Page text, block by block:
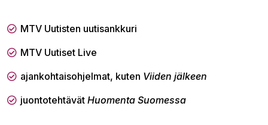
MTV Uutisten uutisankkuri
MTV Uutiset Live
ajankohtaisohjelmat, kuten Viiden jälkeen
juontotehtävät Huomenta Suomessa